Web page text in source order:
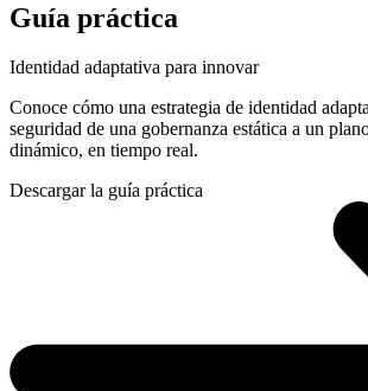
Guía práctica
Identidad adaptativa para innovar
Conoce cómo una estrategia de identidad
seguridad de una gobernanza estática a un
dinámico, en tiempo real.
Descargar la guía práctica